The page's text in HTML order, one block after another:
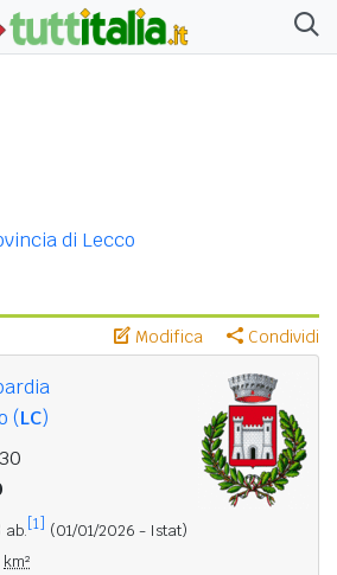
di Lecco
Modifica Condividi
(LC)
ab. [1] (01/01/2026 - Istat)
km²